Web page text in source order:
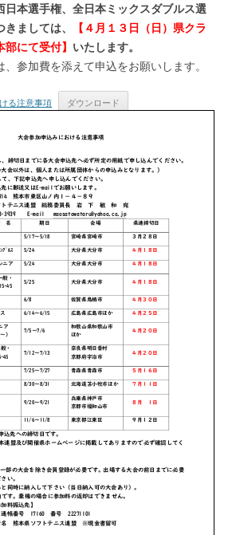
日本選手権、全日本ミックスダブルス選
ましては、
【４月１３日（日）県クラ
にて受付】 いたします。
参加費を添えて申込をお願いします。
る注意事項 ダウンロード